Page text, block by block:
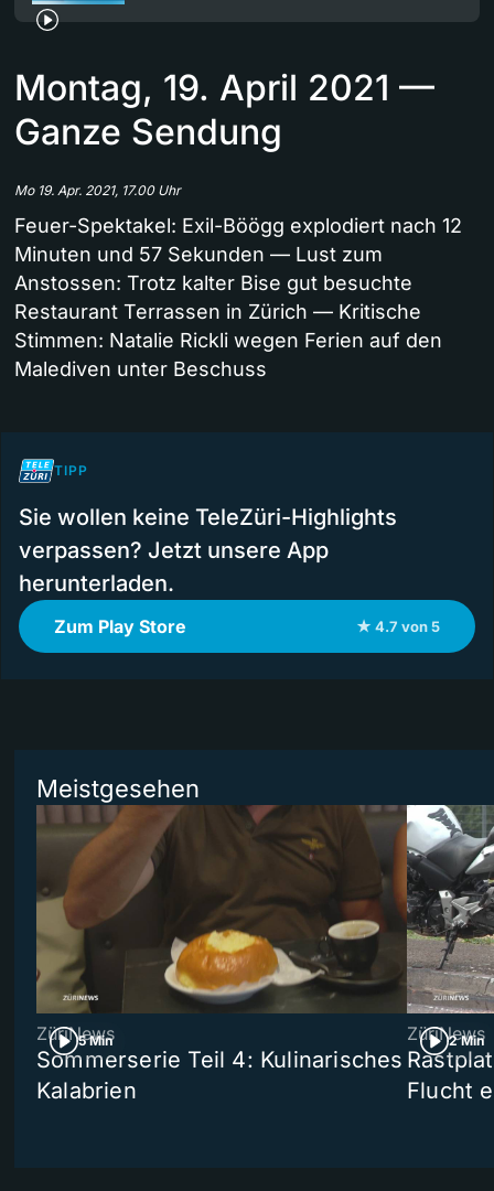
Montag, 19. April 2021 —
Ganze Sendung
Mo 19. Apr. 2021, 17.00 Uhr
Feuer-Spektakel: Exil-Böögg explodiert nach 12
Minuten und 57 Sekunden — Lust zum
Anstossen: Trotz kalter Bise gut besuchte
Restaurant Terrassen in Zürich — Kritische
Stimmen: Natalie Rickli wegen Ferien auf den
Malediven unter Beschuss
TIPP
Sie wollen keine TeleZüri-Highlights
verpassen? Jetzt unsere App
herunterladen.
Zum Play Store ★ 4.7 von 5
Meistgesehen
5 Min
ZüriNews
Sommerserie Teil 4: Kulinarisches
Kalabrien
2 Min
ZüriNews
Flucht